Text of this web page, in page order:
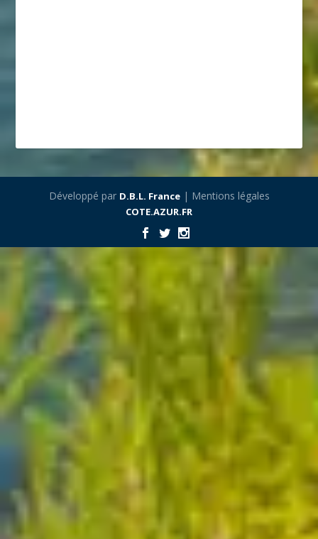
Développé par D.B.L. France| Mentions légales
COTE.AZUR.FR